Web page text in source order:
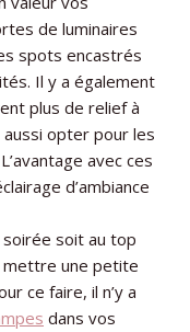
de luminaires
spots encastrés
Il y a également
plus de relief à
aussi opter pour les
avec ces
d’ambiance
soit au top
mettre une petite
ce faire, il n’y a
dans vos